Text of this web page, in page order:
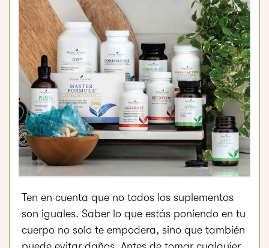
Ten en cuenta que no todos los suplementos
son iguales. Saber lo que estás poniendo en tu
cuerpo no solo te empodera, sino que también